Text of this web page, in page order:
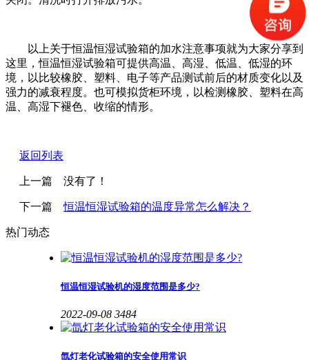
以上关于恒温恒湿试验箱的加水注意事项就为大家分享到
这里，恒温恒湿试验箱可提供高温、高湿、低温、低湿的环
境，以比较橡胶、塑料、电子等产品测试前后的材质变化以及
强力的减衰程度。也可模拟货柜环境，以检测橡胶、塑料在高
温、高湿下褪色、收缩的情形。
返回列表
上一篇 没有了！
下一篇恒温恒湿试验箱的温度异常怎么解决？
热门动态
恒温恒湿试验机的湿度范围是多少?
2022-09-08 3484
氙灯老化试验箱的安全使用常识